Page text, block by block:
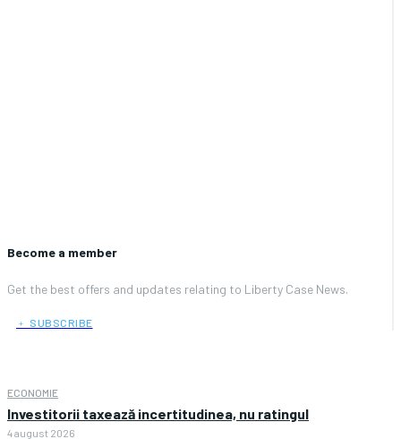
Become a member
Get the best offers and updates relating to Liberty Case News.
﹢ SUBSCRIBE
ECONOMIE
Investitorii taxează incertitudinea, nu ratingul
4 august 2026